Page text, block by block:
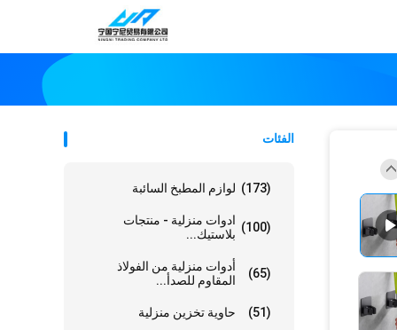
الفئات
لوازم المطبخ السائبة (173)
ادوات منزلية - منتجات
بلاستيك...
(100)
أدوات منزلية من الفولاذ
المقاوم للصدأ...
(65)
حاوية تخزين منزلية (51)